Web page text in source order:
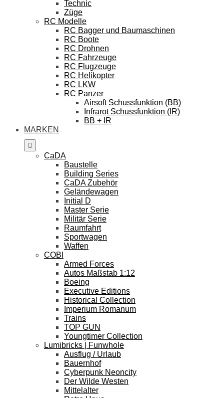
Technic
Züge
RC Modelle
RC Bagger und Baumaschinen
RC Boote
RC Drohnen
RC Fahrzeuge
RC Flugzeuge
RC Helikopter
RC LKW
RC Panzer
Airsoft Schussfunktion (BB)
Infrarot Schussfunktion (IR)
BB + IR
MARKEN
CaDA
Baustelle
Building Series
CaDA Zubehör
Geländewagen
Initial D
Master Serie
Militär Serie
Raumfahrt
Sportwagen
Waffen
COBI
Armed Forces
Autos Maßstab 1:12
Boeing
Executive Editions
Historical Collection
Imperium Romanum
Trains
TOP GUN
Youngtimer Collection
Lumibricks | Funwhole
Ausflug / Urlaub
Bauernhof
Cyberpunk Neoncity
Der Wilde Westen
Mittelalter